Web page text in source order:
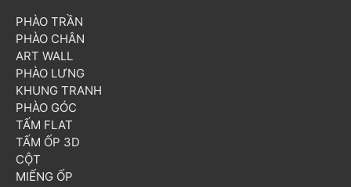
PHÀO TRẦN
PHÀO CHÂN
ART WALL
PHÀO LƯNG
KHUNG TRANH
PHÀO GÓC
TẤM FLAT
TẤM ỐP 3D
CỘT
MIẾNG ỐP